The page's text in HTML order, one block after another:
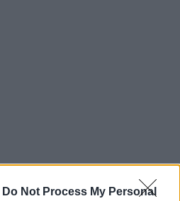
Do Not Process My Personal